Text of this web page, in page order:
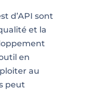
d’API sont
et la
en
au
peut